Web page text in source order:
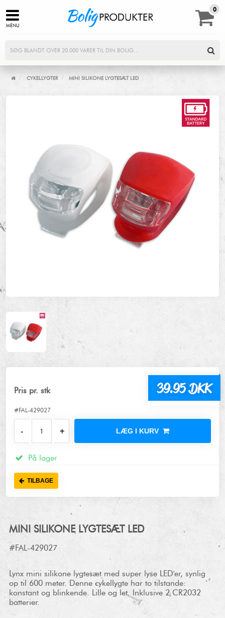
MENU
0,000
/ CYKELLYGTER/ MINI SILIKONE LYGTESÆT LED
39.95 DKK
Pris pr. stk
#FAL-429027
LÆG I KURV
På lager
TILBAGE
MINI SILIKONE LYGTESÆT LED
#FAL-429027
Lynx mini silikone lygtesæt med super lyse LED'er, synlig
op til 600 meter. Denne cykellygte har to tilstande:
konstant og blinkende. Lille og let. Inklusive 2 CR2032
batterier.